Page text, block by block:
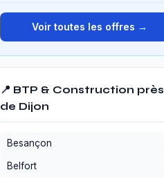
Voir toutes les offres →
📍 BTP & Construction près
de Dijon
Besançon
Belfort